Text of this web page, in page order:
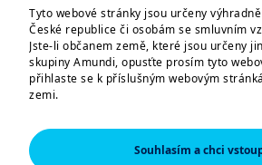
Tyto webové stránky jsou určeny
České republice či osobám se smluvním
Jste-li občanem země, které jsou určeny
skupiny Amundi, opusťte prosím tyto
přihlaste se k příslušným webovým
zemi.
Tyto webové stránky jsou určeny
informací o společnostech Amundi CR a
produktech schválených pro trh v České
Souhlasím a chci
kreklasifikaci z článku 8
Nařízení Evropského
(EU) 2019/2088 ze dne 27.
zveřejňování informací
ve znění pozdějších
doplnění nebo úprav. Změna